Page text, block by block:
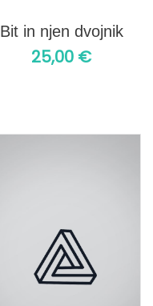
Bit in njen dvojnik
25,00 €